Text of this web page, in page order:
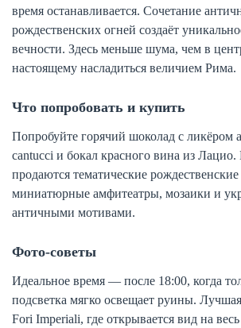
время останавливается. Сочетание
рождественских огней создаёт
вечности. Здесь меньше шума, чем в
настоящему насладиться величием Рима.
Что попробовать и купить
Попробуйте горячий шоколад с ликёром
cantucci и бокал красного вина из Лацио.
продаются тематические
миниатюрные амфитеатры, мозаики и
античными мотивами.
Фото-советы
Идеальное время — после 18:00, когда
подсветка мягко освещает руины.
Fori Imperiali, где открывается вид на